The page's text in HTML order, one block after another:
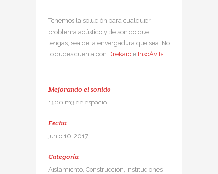
Tenemos la solución para cualquier
problema acústico y de sonido que
tengas, sea de la envergadura que sea. No
lo dudes cuenta con Drékaro e InsoÁvila.
Mejorando el sonido
1500 m3 de espacio
Fecha
junio 10, 2017
Categoría
Aislamiento, Construcción, Instituciones,